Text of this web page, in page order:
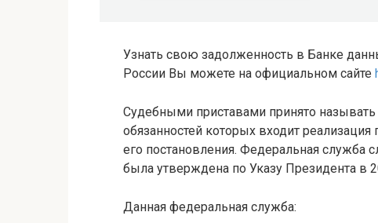
Узнать свою задолженность в Банке
России Вы можете на официальном сайте
Судебными приставами принято
обязанностей которых входит
его постановления. Федеральная служба
была утверждена по Указу Президента в
Данная федеральная служба: